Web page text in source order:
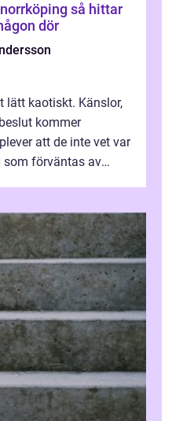
så hittar
dör
lätt kaotiskt. Känslor,
kommer
att de inte vet var
som förväntas av